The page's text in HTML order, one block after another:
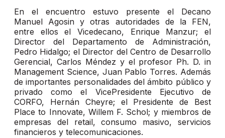
En el encuentro estuvo presente el Decano
Manuel Agosin y otras autoridades de la FEN,
entre ellos el Vicedecano, Enrique Manzur; el
Director del Departamento de Administración,
Pedro Hidalgo; el Director del Centro de Desarrollo
Gerencial, Carlos Méndez y el profesor Ph. D. in
Management Science, Juan Pablo Torres. Además
de importantes personalidades del ámbito público y
privado como el VicePresidente Ejecutivo de
CORFO, Hernán Cheyre; el Presidente de Best
Place to Innovate, Willem F. Schol; y miembros de
empresas del retail, consumo masivo, servicios
financieros y telecomunicaciones.